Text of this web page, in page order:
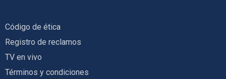
Código de ética
Registro de reclamos
TV en vivo
Términos y condiciones